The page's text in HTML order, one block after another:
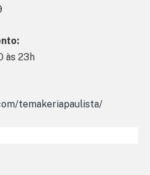
às 23h
temakeriapaulista/